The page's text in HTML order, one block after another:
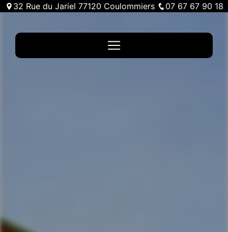
32 Rue du Jariel 77120 Coulommiers 07 67 67 90 18
Panneau de gestion des cookies